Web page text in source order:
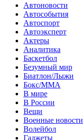
Автоновости
Автособытия
Автоспорт
Автоэксперт
Актеры
Аналитика
Баскетбол
Безумный мир
Биатлон/Лыжи
Бокс/MMA
В мире
В России
Вещи
Военные новости
Волейбол
Гаджеты